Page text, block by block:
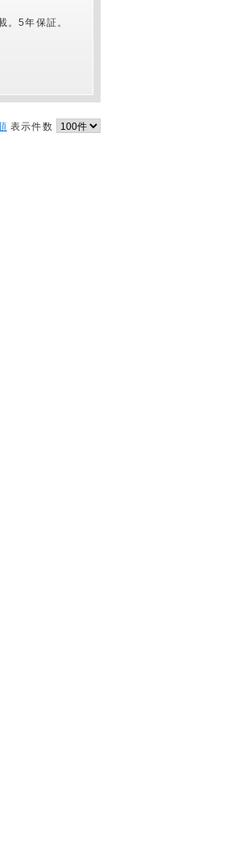
。5年保証。
表示件数